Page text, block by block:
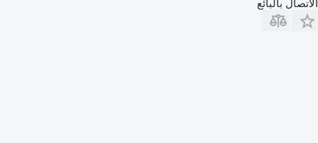
الاتصال بالبائع